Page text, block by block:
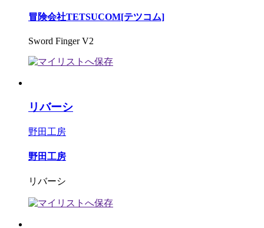
冒険会社TETSUCOM[テツコム]
Sword Finger V2
リバーシ
野田工房
野田工房
リバーシ